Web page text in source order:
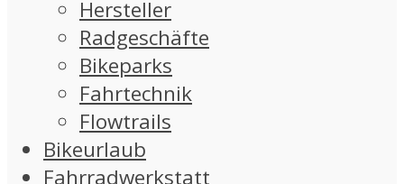
Hersteller
Radgeschäfte
Bikeparks
Fahrtechnik
Flowtrails
Bikeurlaub
Fahrradwerkstatt